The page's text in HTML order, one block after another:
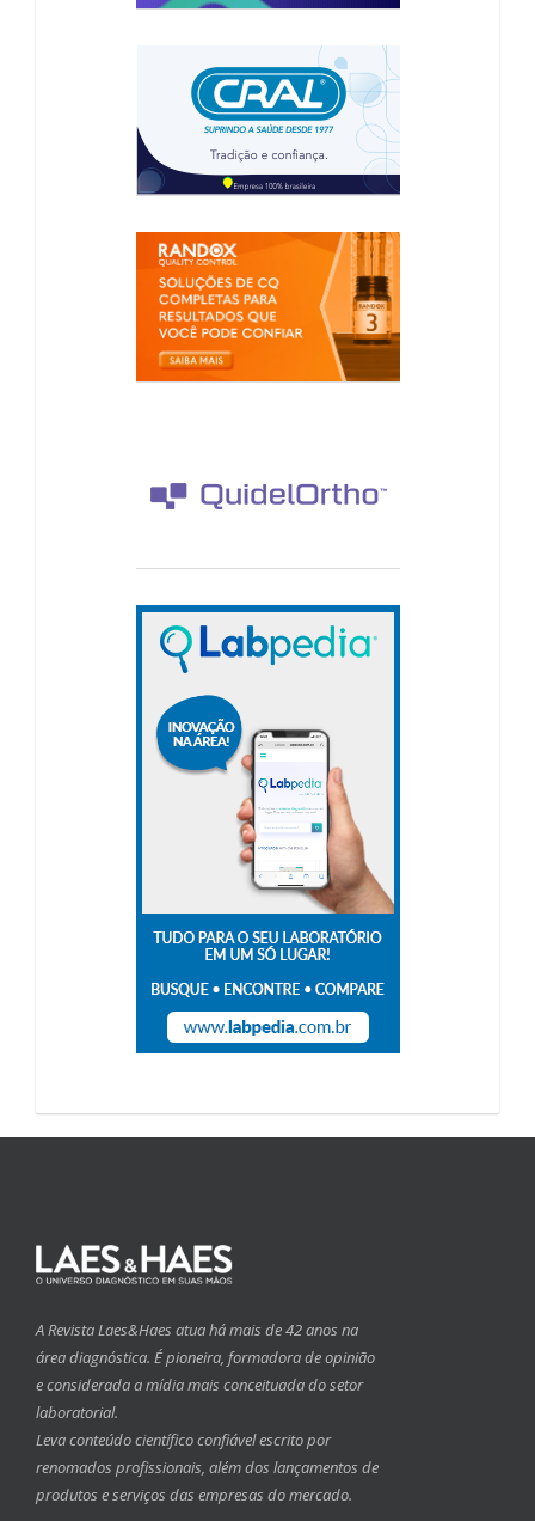
A Revista Laes&Haes atua há mais de 42 anos na
área diagnóstica. É pioneira, formadora de opinião
e considerada a mídia mais conceituada do setor
laboratorial.
Leva conteúdo científico confiável escrito por
renomados profissionais, além dos lançamentos de
produtos e serviços das empresas do mercado.